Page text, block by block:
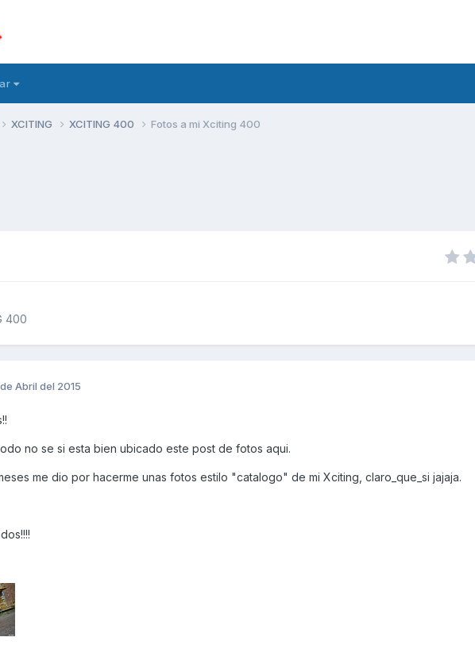
XCITING XCITING 400 Fotos a mi Xciting 400
400
Abril del 2015
no se si esta bien ubicado este post de fotos aqui.
me dio por hacerme unas fotos estilo "catalogo" de mi Xciting, claro_que_si jajaja.